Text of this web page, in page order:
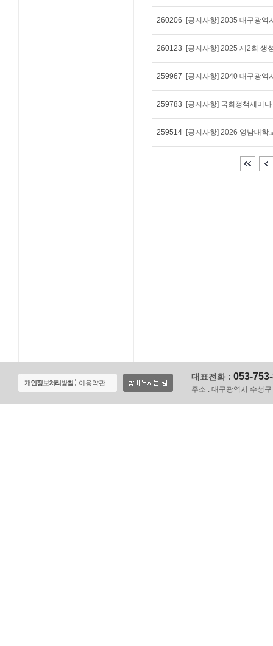
260206
260123 [공지사항] 2025 제2회 생
259967 [공지사항] 2040 대구광역
259783
259514 [공지사항] 2026 영남대학
개인정보처리방침 이용약관
대표전화 : 053-
주소 : 대구광역시 수성